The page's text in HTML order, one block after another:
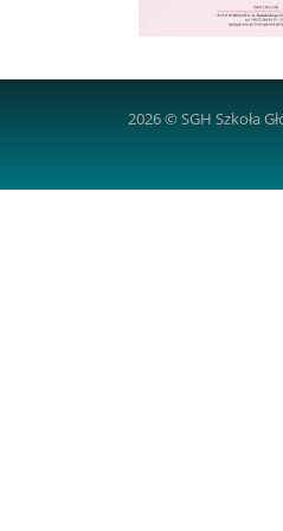
2026 © SGH Szkoła